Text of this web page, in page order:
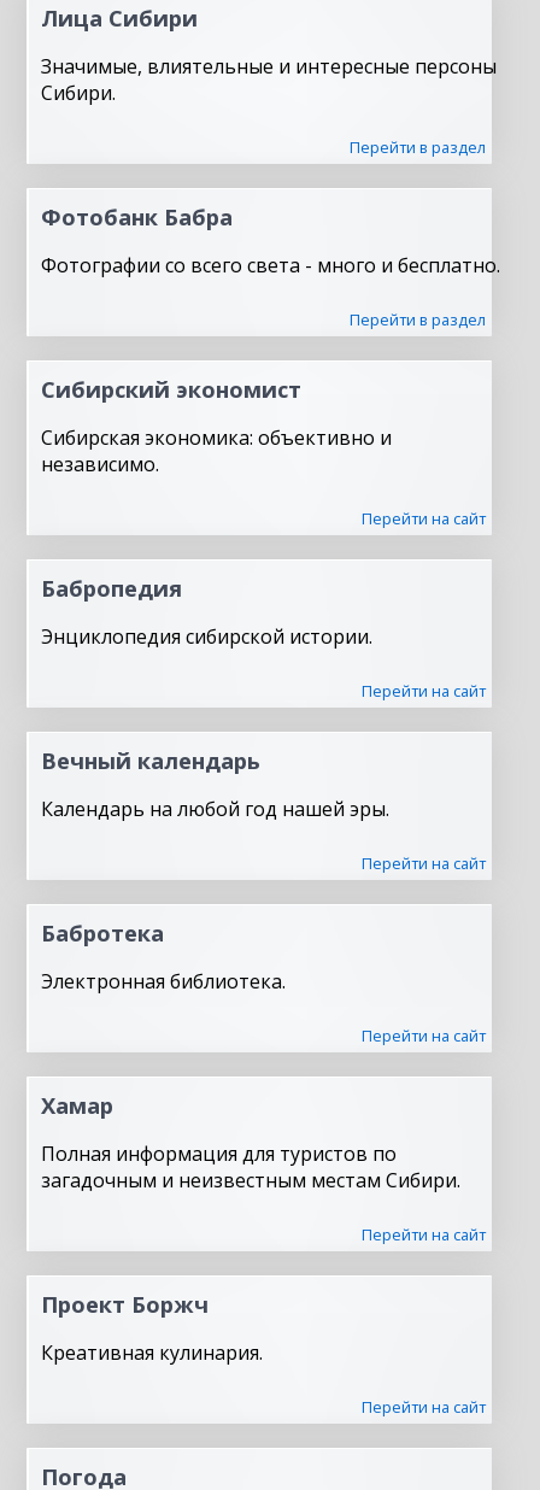
Лица Сибири
Значимые, влиятельные и интересные персоны
Сибири.
Перейти в раздел
Фотобанк Бабра
Фотографии со всего света - много и бесплатно.
Перейти в раздел
Сибирский экономист
Сибирская экономика: объективно и
независимо.
Перейти на сайт
Бабропедия
Энциклопедия сибирской истории.
Перейти на сайт
Вечный календарь
Календарь на любой год нашей эры.
Перейти на сайт
Бабротека
Электронная библиотека.
Перейти на сайт
Хамар
Полная информация для туристов по
загадочным и неизвестным местам Сибири.
Перейти на сайт
Проект Боржч
Креативная кулинария.
Перейти на сайт
Погода